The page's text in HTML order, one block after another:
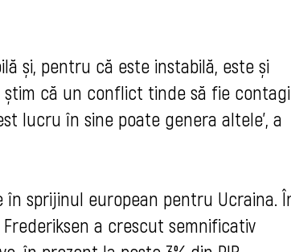
și, pentru că este instabilă, este și
știm că un conflict tinde să fie
lucru în sine poate genera altele', a
sprijinul european pentru Ucraina.
a crescut semnificativ